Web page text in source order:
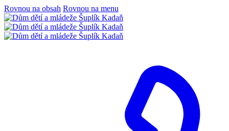
Rovnou na obsah Rovnou na menu